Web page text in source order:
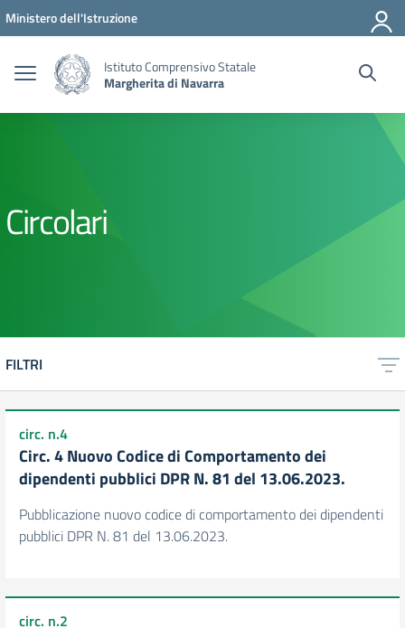
Vai ai contenuti
Vai al menu di navigazione
Vai al footer
Ministero dell'Istruzione
Istituto Comprensivo Statale
Margherita di Navarra
Circolari
FILTRI
circ. n.4
Circ. 4 Nuovo Codice di Comportamento dei
dipendenti pubblici DPR N. 81 del 13.06.2023.
Pubblicazione nuovo codice di comportamento dei dipendenti
pubblici DPR N. 81 del 13.06.2023.
circ. n.2